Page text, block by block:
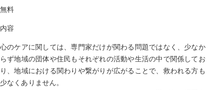
無料
内容
心のケアに関しては、専門家だけが関わる問題ではなく、少なか
らず地域の団体や住民もそれぞれの活動や生活の中で関係してお
り、地域における関わりや繋がりが広がることで、救われる方も
少なくありません。